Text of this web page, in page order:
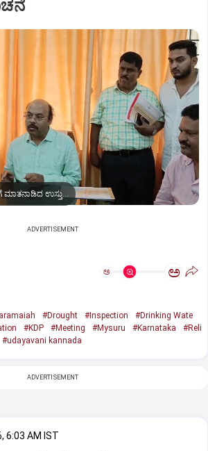
ಮಾಧ್ಯಮದವರೊಂದಿಗೆ ಮಾತನಾಡಿದ ಉಸ್ತುವಾರಿ ಸಚಿವ ಡಾ. ಯತೀಂದ್ರ ಸಿದ್ದರಾಮಯ್ಯ
ADVERTISEMENT
ಅ ಅ
#Drought #Inspection
#Drinking Wate
#KDP #Meeting #Mysuru #Karnataka
#Reli
#udayavani kannada
ADVERTISEMENT
6:03 AM IST